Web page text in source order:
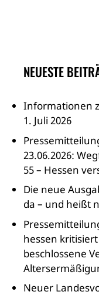
NEUESTE
Informationen
1. Juli 2026
23.06.2026:
55 – Hessen
Die neue
da – und heißt
hessen kritisiert
beschlossene
Neuer